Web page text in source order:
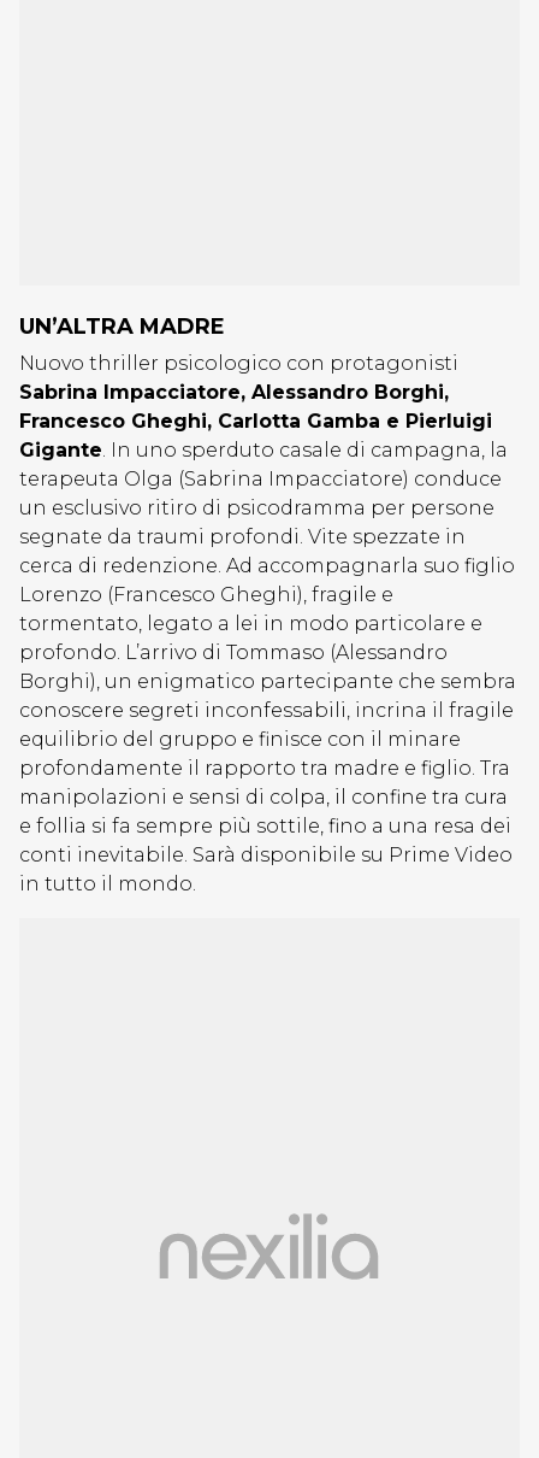
UN’ALTRA MADRE
Nuovo thriller psicologico con protagonisti
Sabrina Impacciatore, Alessandro Borghi,
Francesco Gheghi, Carlotta Gamba e Pierluigi
Gigante. In uno sperduto casale di campagna, la
terapeuta Olga (Sabrina Impacciatore) conduce
un esclusivo ritiro di psicodramma per persone
segnate da traumi profondi. Vite spezzate in
cerca di redenzione. Ad accompagnarla suo figlio
Lorenzo (Francesco Gheghi), fragile e
tormentato, legato a lei in modo particolare e
profondo. L’arrivo di Tommaso (Alessandro
Borghi), un enigmatico partecipante che sembra
conoscere segreti inconfessabili, incrina il fragile
equilibrio del gruppo e finisce con il minare
profondamente il rapporto tra madre e figlio. Tra
manipolazioni e sensi di colpa, il confine tra cura
e follia si fa sempre più sottile, fino a una resa dei
conti inevitabile. Sarà disponibile su Prime Video
in tutto il mondo.